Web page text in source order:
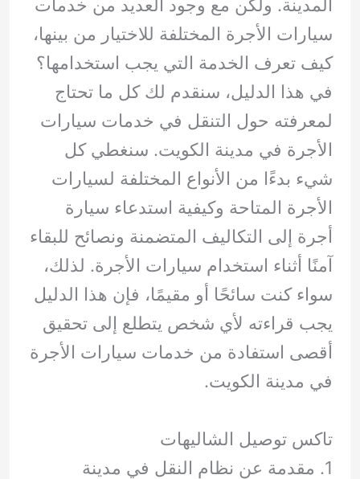
المدينة. ولكن مع وجود العديد من خدمات
سيارات الأجرة المختلفة للاختيار من بينها،
كيف تعرف الخدمة التي يجب استخدامها؟
في هذا الدليل، سنقدم لك كل ما تحتاج
لمعرفته حول التنقل في خدمات سيارات
الأجرة في مدينة الكويت. سنغطي كل
شيء بدءًا من الأنواع المختلفة لسيارات
الأجرة المتاحة وكيفية استدعاء سيارة
أجرة إلى التكاليف المتضمنة ونصائح للبقاء
آمنًا أثناء استخدام سيارات الأجرة. لذلك،
سواء كنت سائحًا أو مقيمًا، فإن هذا الدليل
يجب قراءته لأي شخص يتطلع إلى تحقيق
أقصى استفادة من خدمات سيارات الأجرة
في مدينة الكويت.
تاكس توصيل الشاليهات
1. مقدمة عن نظام النقل في مدينة